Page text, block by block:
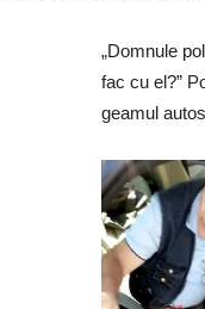
„Domnule
fac cu el?”
geamul